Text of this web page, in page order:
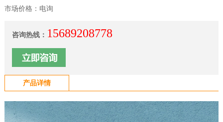
市场价格：电询
咨询热线： 15689208778
产品详情